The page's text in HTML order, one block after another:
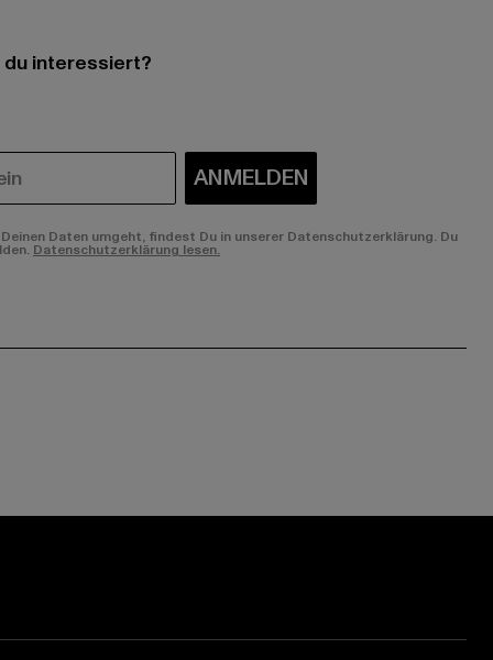
interessiert?
ANMELDEN
Daten umgeht, findest Du in unserer Datenschutzerklärung. Du
Datenschutzerklärung lesen.